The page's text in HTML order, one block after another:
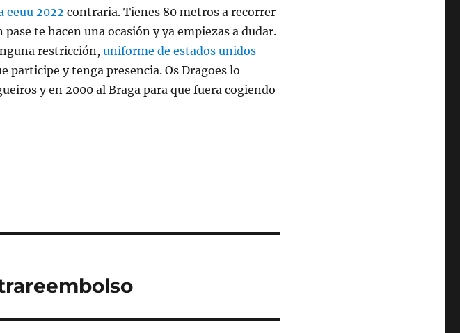
eeuu 2022 contraria. Tienes 80 metros a recorrer
pase te hacen una ocasión y ya empiezas a dudar.
restricción,uniforme de estados unidos
participe y tenga presencia. Os Dragoes lo
y en 2000 al Braga para que fuera cogiendo